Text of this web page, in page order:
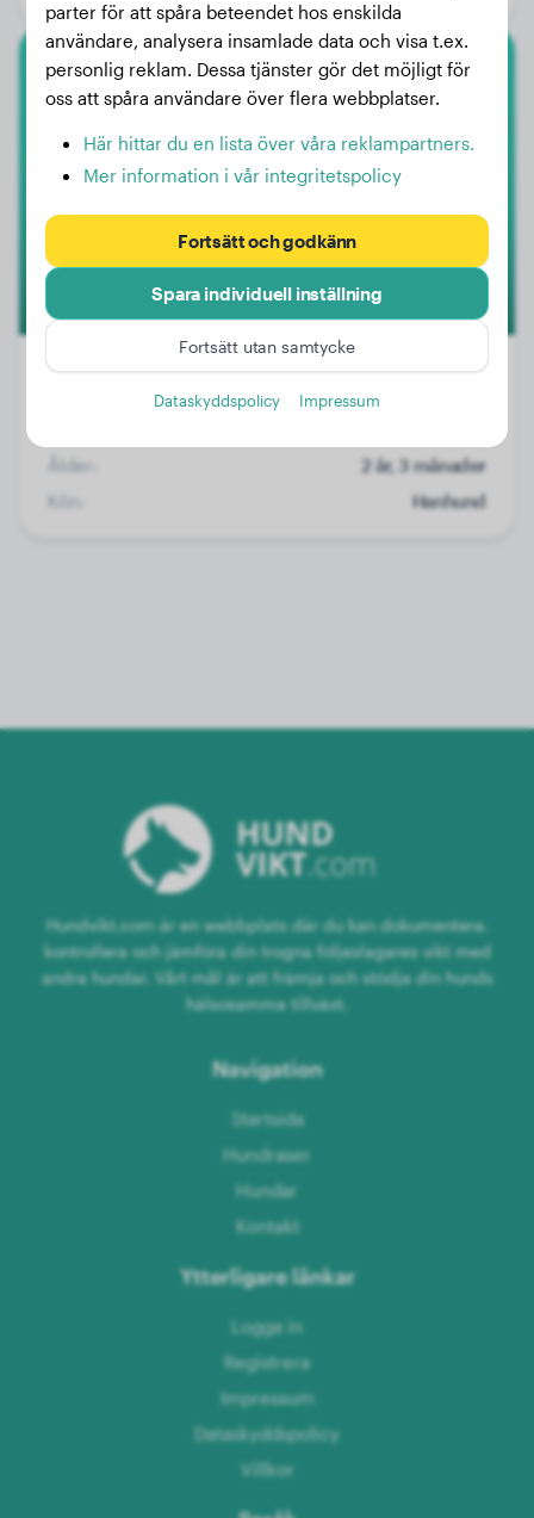
Ungersk Vizsla
Maylo
Ålder:
2 år, 3 månader
Kön:
Hanhund
Hundvikt.com är en webbplats där du kan dokumentera,
kontrollera och jämföra din trogna följeslagares vikt med
andra hundar. Vårt mål är att främja och stödja din hunds
hälsosamma tillväxt.
Navigation
Startsida
Hundraser
Hundar
Kontakt
Ytterligare länkar
Logga in
Registrera
Impressum
Dataskyddspolicy
Villkor
parter för att spåra beteendet hos enskilda
användare, analysera insamlade data och visa t.ex.
personlig reklam. Dessa tjänster gör det möjligt för
oss att spåra användare över flera webbplatser.
Här hittar du en lista över våra reklampartners.
Mer information i vår integritetspolicy
Fortsätt och godkänn
Spara individuell inställning
Fortsätt utan samtycke
Dataskyddspolicy Impressum